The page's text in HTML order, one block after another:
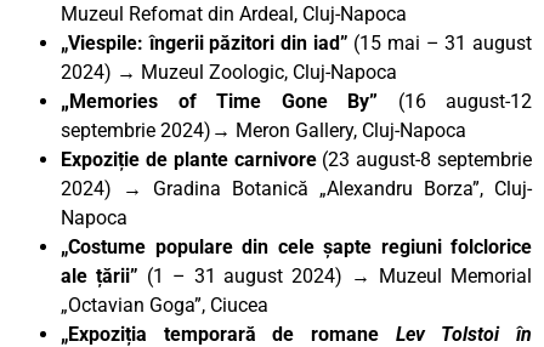
Muzeul Refomat din Ardeal, Cluj-Napoca
„Viespile: îngerii păzitori din iad” (15 mai – 31 august
2024) → Muzeul Zoologic, Cluj-Napoca
„Memories of Time Gone By” (16 august-12
septembrie 2024) → Meron Gallery, Cluj-Napoca
Expoziție de plante carnivore(23 august-8 septembrie
2024)
→ Gradina Botanică „Alexandru Borza”, Cluj-
Napoca
„Costume populare din cele șapte regiuni folclorice
ale țării” (1 – 31 august 2024) → Muzeul Memorial
„Octavian Goga”, Ciucea
„Expoziția temporară de romane Lev Tolstoi în